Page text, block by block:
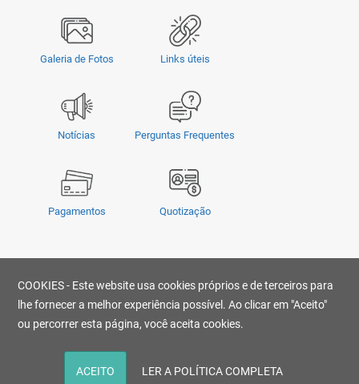
Galeria de Fotos Links úteis
Notícias Perguntas Frequentes
Pagamentos Quotização
© Copyright 2026 - OMSUL | O conteúdo não pode ser copiado, publicado,
transmitido, reescrito ou redistribuído sem prévia autorização.
Desenvolvido por
COOKIES - Este website usa cookies próprios e de terceiros para
lhe fornecer a melhor experiência possível. Ao clicar em "Aceito"
ou percorrer esta página, você aceita cookies.
ACEITO LER A POLÍTICA COMPLETA